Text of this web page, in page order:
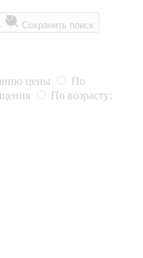
Сохранить поиск
цены
По
По возрасту: